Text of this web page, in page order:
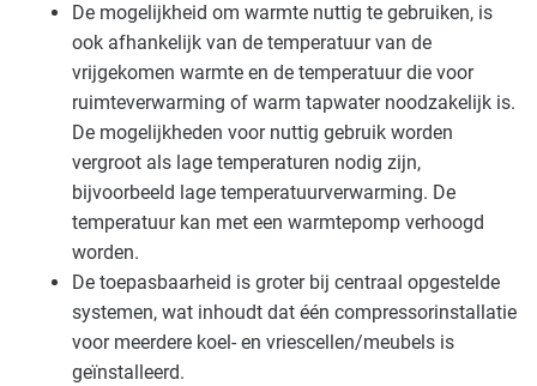
De mogelijkheid om warmte nuttig te gebruiken, is
ook afhankelijk van de temperatuur van de
vrijgekomen warmte en de temperatuur die voor
ruimteverwarming of warm tapwater noodzakelijk is.
De mogelijkheden voor nuttig gebruik worden
vergroot als lage temperaturen nodig zijn,
bijvoorbeeld lage temperatuurverwarming. De
temperatuur kan met een warmtepomp verhoogd
worden.
De toepasbaarheid is groter bij centraal opgestelde
systemen, wat inhoudt dat één compressorinstallatie
voor meerdere koel- en vriescellen/meubels is
geïnstalleerd.